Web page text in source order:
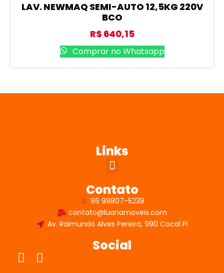
LAV. NEWMAQ SEMI-AUTO 12,5KG 220V
BCO
R$ 640,15
Comprar no Whatsapp
Links
Contato
86 99807-5238
contato@luanamoveis.com
Av. Raimundo Alves Pereira, 990 Cocal Pi
Social